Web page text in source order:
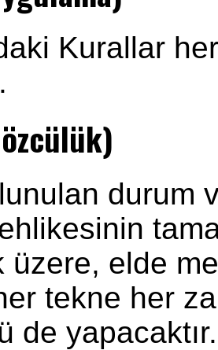
Kurallar
durum
üzere, elde
tekne her
de yapacaktır.